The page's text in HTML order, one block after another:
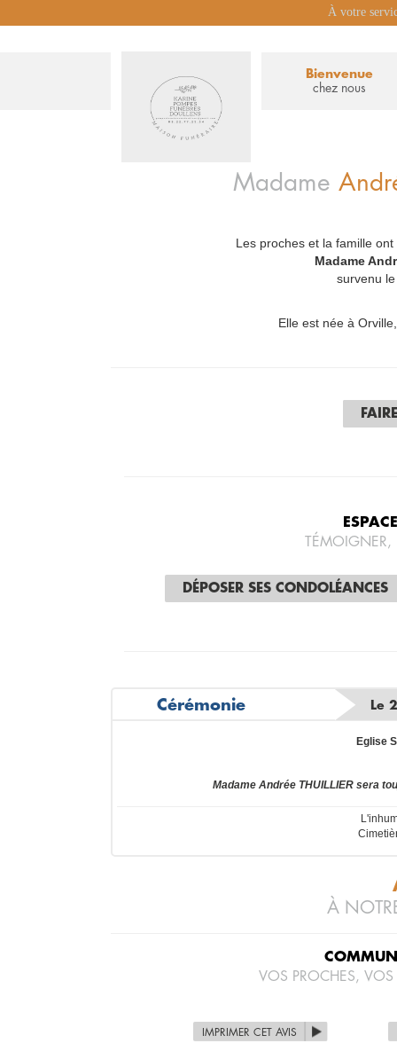
À votre
Bienvenue
chez nous
Madame
Les proches et la famille
Madame
survenu
Elle est née à
DÉPOSER SES CONDOLÉANCES
Cérémonie Le
Eglise
Madame Andrée THUILLIER sera
À
VOS PROCHES,
IMPRIMER CET AVIS